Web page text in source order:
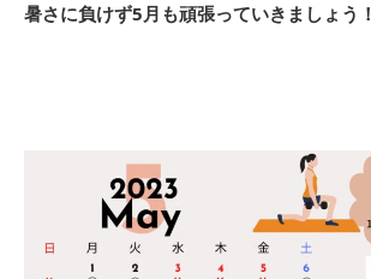
暑さに負けず5月も頑張っていきましょう！